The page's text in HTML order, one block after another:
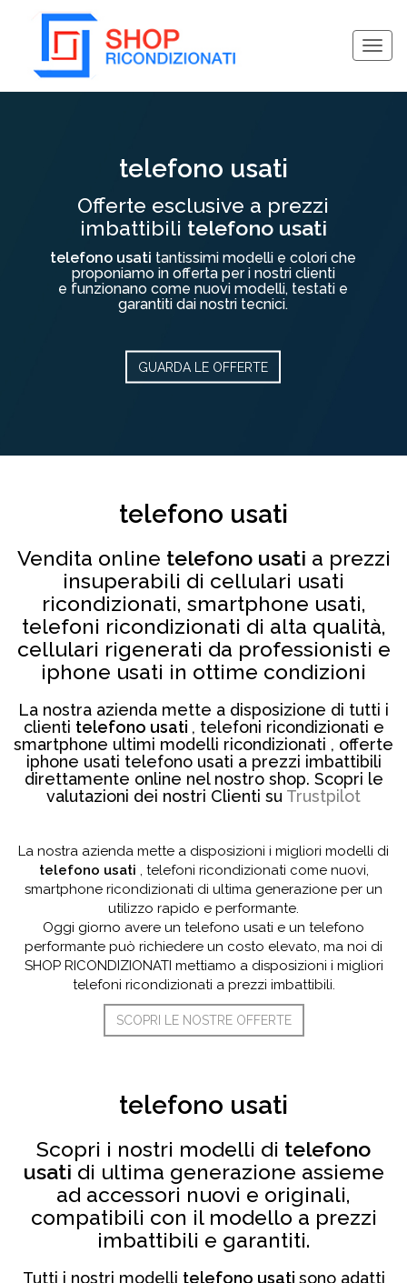
telefono usati
Offerte esclusive a prezzi
imbattibili telefono usati
telefono usati tantissimi modelli e colori che
proponiamo in offerta per i nostri clienti
e funzionano come nuovi modelli, testati e
garantiti dai nostri tecnici.
GUARDA LE OFFERTE
telefono usati
Vendita online telefono usati a prezzi
insuperabili di cellulari usati
ricondizionati, smartphone usati,
telefoni ricondizionati di alta qualità,
cellulari rigenerati da professionisti e
iphone usati in ottime condizioni
La nostra azienda mette a disposizione di tutti i
clienti telefono usati , telefoni ricondizionati e
smartphone ultimi modelli ricondizionati , offerte
iphone usati telefono usati a prezzi imbattibili
direttamente online nel nostro shop. Scopri le
valutazioni dei nostri Clienti su Trustpilot
La nostra azienda mette a disposizioni i migliori modelli di
telefono usati , telefoni ricondizionati come nuovi,
smartphone ricondizionati di ultima generazione per un
utilizzo rapido e performante.
Oggi giorno avere un telefono usati e un telefono
performante può richiedere un costo elevato, ma noi di
SHOP RICONDIZIONATI mettiamo a disposizioni i migliori
telefoni ricondizionati a prezzi imbattibili.
SCOPRI LE NOSTRE OFFERTE
telefono usati
Scopri i nostri modelli di telefono
usati di ultima generazione assieme
ad accessori nuovi e originali,
compatibili con il modello a prezzi
imbattibili e garantiti.
Tutti i nostri modelli telefono usati sono adatti